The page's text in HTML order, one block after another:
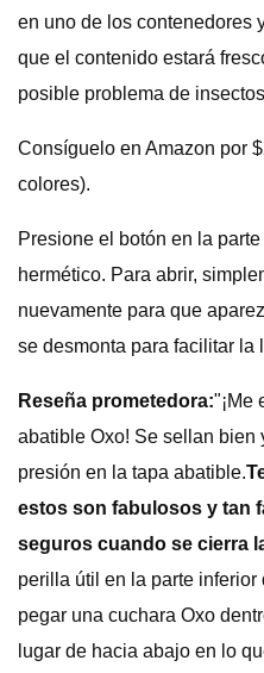
en uno de los contenedores
que el contenido estará
posible problema de
Consíguelo en Amazon por
colores).
Presione el botón en la
hermético. Para abrir,
nuevamente para que
se desmonta para facilitar la
Reseña prometedora:"¡Me
abatible Oxo! Se sellan bien
presión en la tapa abatible.
estos son fabulosos y tan
seguros cuando se cierra
perilla útil en la parte
pegar una cuchara Oxo
lugar de hacia abajo en lo